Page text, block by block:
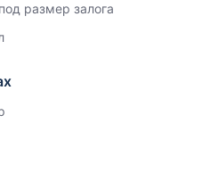
размер залога